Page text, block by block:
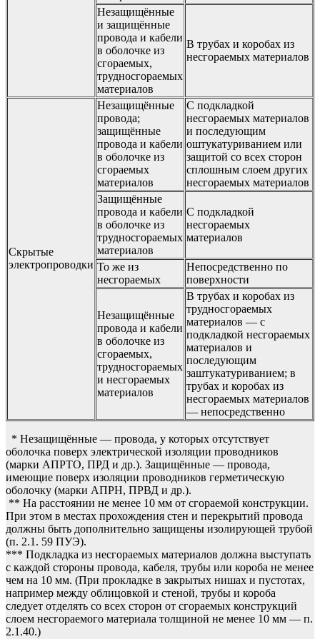
Незащищённые
и защищённые
провода и кабели
в оболочке из
сгораемых,
трудносгораемых
материалов
В трубах и коробах из
несгораемых материалов
Скрытые
электропроводки
Незащищённые
провода;
защищённые
провода и кабели
в оболочке из
сгораемых
материалов
С подкладкой
несгораемых материалов
и последующим
оштукатуриванием или
защитой со всех сторон
сплошным слоем других
несгораемых материалов
Защищённые
провода и кабели
в оболочке из
трудносгораемых
материалов
С подкладкой
несгораемых
материалов
То же из
несгораемых
Непосредственно по
поверхности
Незащищённые
провода и кабели
в оболочке из
сгораемых,
трудносгораемых
и несгораемых
материалов
В трубах и коробах из
трудносгораемых
материалов — с
подкладкой несгораемых
материалов и
последующим
заштукатуриванием; в
трубах и коробах из
несгораемых материалов
— непосредственно
* Незащищённые — провода, у которых отсутствует
оболочка поверх электрической изоляции проводников
(марки АПРТО, ПРД и др.). Защищённые — провода,
имеющие поверх изоляции проводников герметическую
оболочку (марки АПРН, ПРВД и др.).
** На расстоянии не менее 10 мм от сгораемой конструкции.
При этом в местах прохождения стен и перекрытий провода
должны быть дополнительно защищены изолирующей трубой
(п. 2.1. 59 ПУЭ).
*** Подкладка из несгораемых материалов должна выступать
с каждой стороны провода, кабеля, трубы или короба не менее
чем на 10 мм. (При прокладке в закрытых нишах и пустотах,
например между облицовкой и стеной, трубы и короба
следует отделять со всех сторон от сгораемых конструкций
слоем несгораемого материала толщиной не менее 10 мм — п.
2.1.40.)